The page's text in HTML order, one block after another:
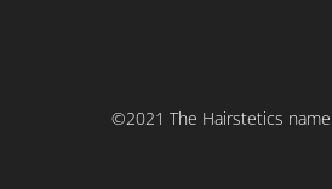
©2021 The Hairstetics